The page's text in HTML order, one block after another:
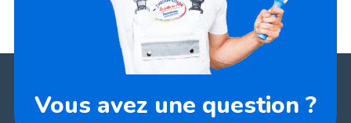
Vous avez une question ?